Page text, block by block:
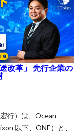
改革」 先行企業の
行）は、Ocean
以下、ONE）と、